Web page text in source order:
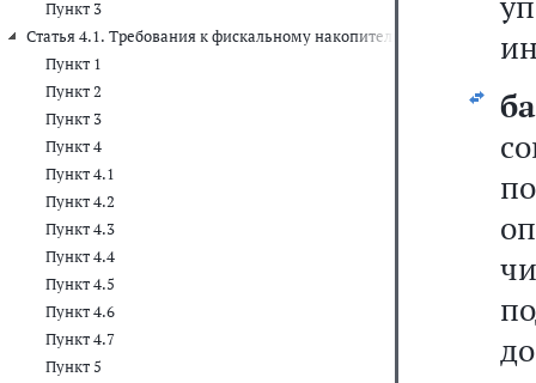
Пункт 3
Статья 4.1. Требования к фискальному накопителю
Пункт 1
Пункт 2
Пункт 3
Пункт 4
Пункт 4.1
Пункт 4.2
Пункт 4.3
Пункт 4.4
Пункт 4.5
Пункт 4.6
Пункт 4.7
Пункт 5